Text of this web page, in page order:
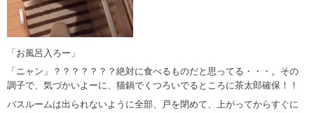
「お風呂入ろー」
「ニャン」？？？？？？？絶対に食べるものだと思ってる・・・。その
調子で、気づかいよーに、猫鍋でくつろいでるところに茶太郎確保！！
バスルームは出られないように全部、戸を閉めて、上がってからすぐに